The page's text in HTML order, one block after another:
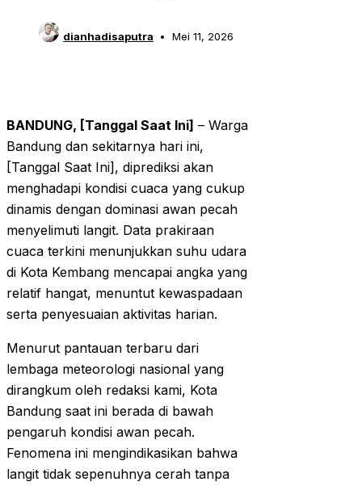
dianhadisaputra Mei 11, 2026
BANDUNG, [Tanggal Saat Ini] – Warga
Bandung dan sekitarnya hari ini,
[Tanggal Saat Ini], diprediksi akan
menghadapi kondisi cuaca yang cukup
dinamis dengan dominasi awan pecah
menyelimuti langit. Data prakiraan
cuaca terkini menunjukkan suhu udara
di Kota Kembang mencapai angka yang
relatif hangat, menuntut kewaspadaan
serta penyesuaian aktivitas harian.
Menurut pantauan terbaru dari
lembaga meteorologi nasional yang
dirangkum oleh redaksi kami, Kota
Bandung saat ini berada di bawah
pengaruh kondisi awan pecah.
Fenomena ini mengindikasikan bahwa
langit tidak sepenuhnya cerah tanpa